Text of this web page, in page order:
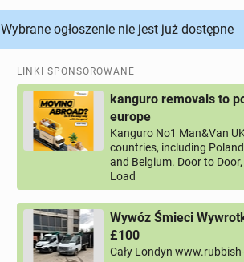
Wybrane ogłoszenie nie jest już dostępne
LINKI SPONSOROWANE
kanguro removals to
europe
Kanguro No1 Man&Van
countries, including
and Belgium. Door to
Load
Wywóz Śmieci
£100
Cały Londyn